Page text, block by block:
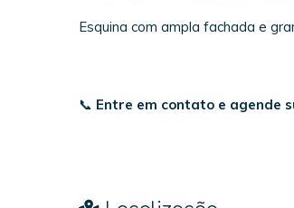
Esquina com ampla fachada e
📞 Entre em contato e agende